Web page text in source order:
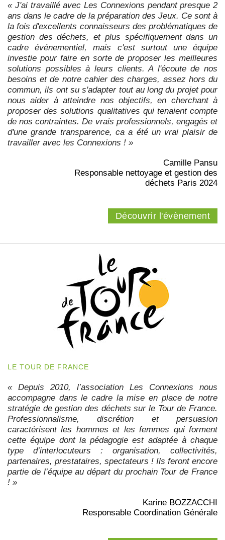
« J'ai travaillé avec Les Connexions pendant presque 2
ans dans le cadre de la préparation des Jeux. Ce sont à
la fois d'excellents connaisseurs des problématiques de
gestion des déchets, et plus spécifiquement dans un
cadre événementiel, mais c'est surtout une équipe
investie pour faire en sorte de proposer les meilleures
solutions possibles à leurs clients. A l'écoute de nos
besoins et de notre cahier des charges, assez hors du
commun, ils ont su s'adapter tout au long du projet pour
nous aider à atteindre nos objectifs, en cherchant à
proposer des solutions qualitatives qui tenaient compte
de nos contraintes. De vrais professionnels, engagés et
d'une grande transparence, ca a été un vrai plaisir de
travailler avec les Connexions ! »
Camille Pansu
Responsable nettoyage et gestion des
déchets Paris 2024
Découvrir l'évènement
LE TOUR DE FRANCE
« Depuis 2010, l’association Les Connexions nous
accompagne dans le cadre la mise en place de notre
stratégie de gestion des déchets sur le Tour de France.
Professionnalisme, discrétion et persuasion
caractérisent les hommes et les femmes qui forment
cette équipe dont la pédagogie est adaptée à chaque
type d’interlocuteurs : organisation, collectivités,
partenaires, prestataires, spectateurs ! Ils feront encore
partie de l’équipe au départ du prochain Tour de France
! »
Karine BOZZACCHI
Responsable Coordination Générale